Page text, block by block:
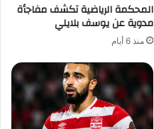
المحكمة الرياضية تكشف مفاجأة
مدوية عن يوسف بلايلي
منذ 6 أيام